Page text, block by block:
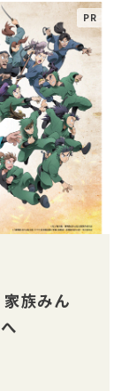
家族みん